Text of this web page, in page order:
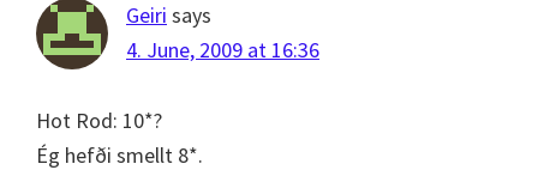
Geiri says
4. June, 2009 at 16:36
Hot Rod: 10*?
Ég hefði smellt 8*.